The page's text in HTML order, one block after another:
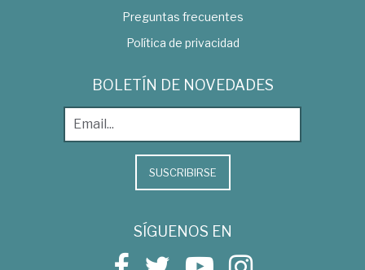
Preguntas frecuentes
Política de privacidad
BOLETÍN DE NOVEDADES
SUSCRIBIRSE
SÍGUENOS EN